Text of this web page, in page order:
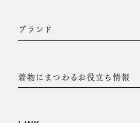
ブランド
着物にまつわるお役立ち情報